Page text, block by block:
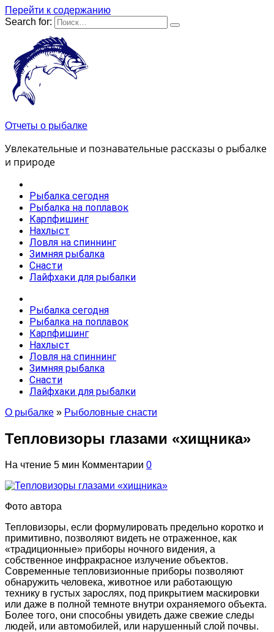
Перейти к содержанию
Search for:
Отчеты о рыбалке
Увлекательные и познавательные рассказы о рыбалке
и природе
Рыбалка сегодня
Рыбалка на поплавок
Карпфишинг
Нахлыст
Ловля на спиннинг
Зимняя рыбалка
Снасти
Лайфхаки для рыбалки
Рыбалка сегодня
Рыбалка на поплавок
Карпфишинг
Нахлыст
Ловля на спиннинг
Зимняя рыбалка
Снасти
Лайфхаки для рыбалки
О рыбалке » Рыболовные снасти
Тепловизоры глазами «хищника»
На чтение 5 мин Комментарии 0
Фото автора
Тепловизоры, если формулировать предельно коротко и
примитивно, позволяют видеть не отраженное, как
«традиционные» приборы ночного видения, а
собственное инфракрасное излучение объектов.
Современные тепловизионные приборы позволяют
обнаружить человека, животное или работающую
технику в густых зарослях, под прикрытием маскировки
или даже в полной темноте внутри охраняемого объекта.
Более того, они способны увидеть даже свежие следы
людей, или автомобилей, или нарушенный слой почвы.